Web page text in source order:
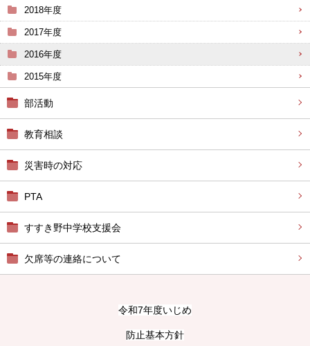
2018年度
2017年度
2016年度
2015年度
部活動
教育相談
災害時の対応
PTA
すすき野中学校支援会
欠席等の連絡について
令和7年度いじめ
防止基本方針